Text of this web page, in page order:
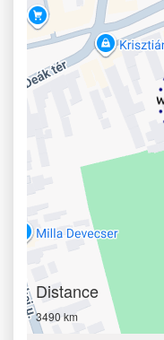
Distance
3490 km